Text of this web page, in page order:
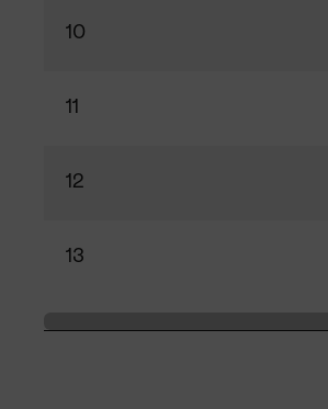
10
11
12
13